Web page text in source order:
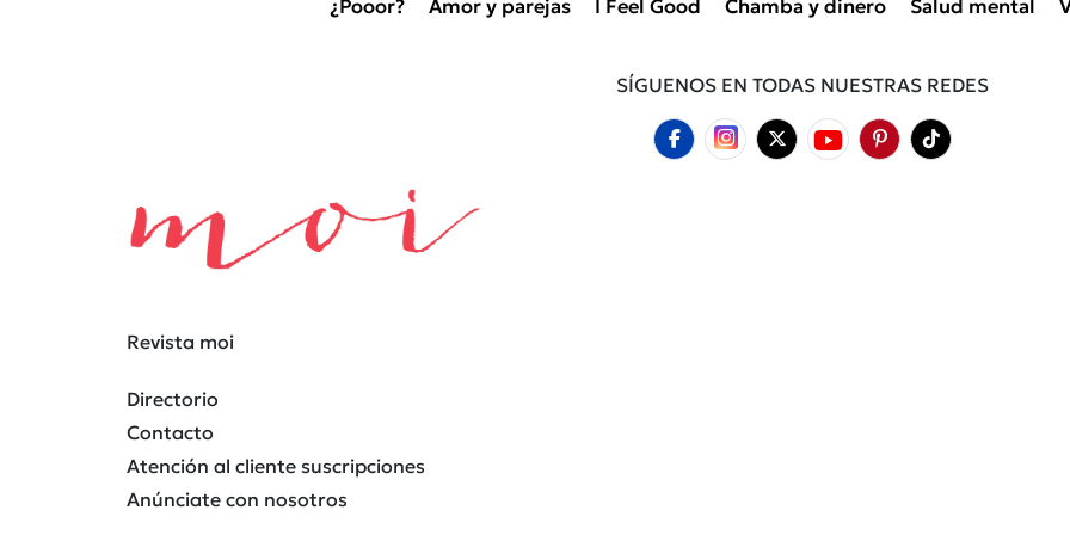
¿Pooor? Amor y parejas I Feel Good Chamba y dinero Salud mental
SÍGUENOS EN TODAS NUESTRAS REDES
Revista moi
Directorio
Contacto
Atención al cliente suscripciones
Anúnciate con nosotros